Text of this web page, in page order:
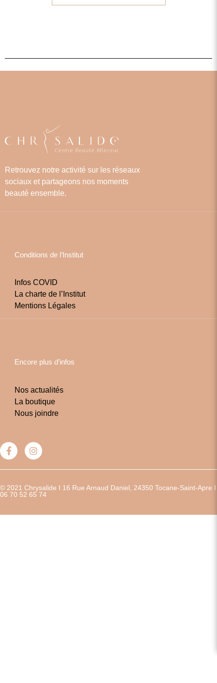
Retrouvez notre activité sur les réseaux
sociaux et partageons nos moments
beauté ensemble.
Conditions de l’Institut
Infos COVID
La charte de l’Institut
Mentions Légales
Encore plus d’infos
Nos actualités
La boutique
Nous joindre
© 2021 Chrysalide I 16 Rue Arnaud Daniel, 24350 Tocane-Saint-Apre I
06 70 52 65 74